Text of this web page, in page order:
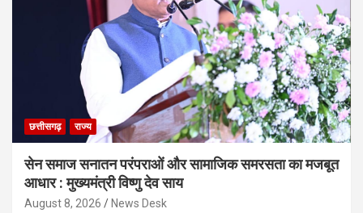
छत्तीसगढ़ राज्य
सेन समाज सनातन परंपराओं और सामाजिक समरसता का मजबूत
आधार : मुख्यमंत्री विष्णु देव साय
August 8, 2026 News Desk